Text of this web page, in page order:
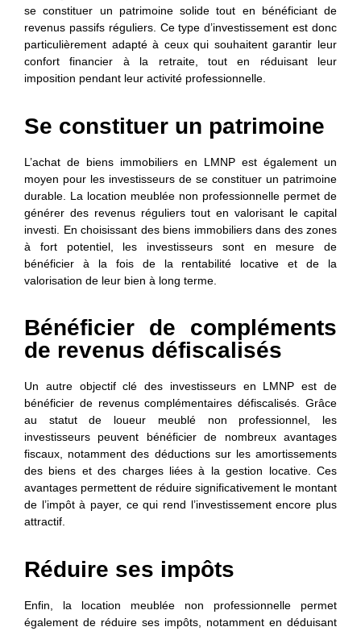
se constituer un patrimoine solide tout en bénéficiant de
revenus passifs réguliers. Ce type d’investissement est donc
particulièrement adapté à ceux qui souhaitent garantir leur
confort financier à la retraite, tout en réduisant leur
imposition pendant leur activité professionnelle.
Se constituer un patrimoine
L’achat de biens immobiliers en LMNP est également un
moyen pour les investisseurs de se constituer un patrimoine
durable. La location meublée non professionnelle permet de
générer des revenus réguliers tout en valorisant le capital
investi. En choisissant des biens immobiliers dans des zones
à fort potentiel, les investisseurs sont en mesure de
bénéficier à la fois de la rentabilité locative et de la
valorisation de leur bien à long terme.
Bénéficier de compléments
de revenus défiscalisés
Un autre objectif clé des investisseurs en LMNP est de
bénéficier de revenus complémentaires défiscalisés. Grâce
au statut de loueur meublé non professionnel, les
investisseurs peuvent bénéficier de nombreux avantages
fiscaux, notamment des déductions sur les amortissements
des biens et des charges liées à la gestion locative. Ces
avantages permettent de réduire significativement le montant
de l’impôt à payer, ce qui rend l’investissement encore plus
attractif.
Réduire ses impôts
Enfin, la location meublée non professionnelle permet
également de réduire ses impôts, notamment en déduisant